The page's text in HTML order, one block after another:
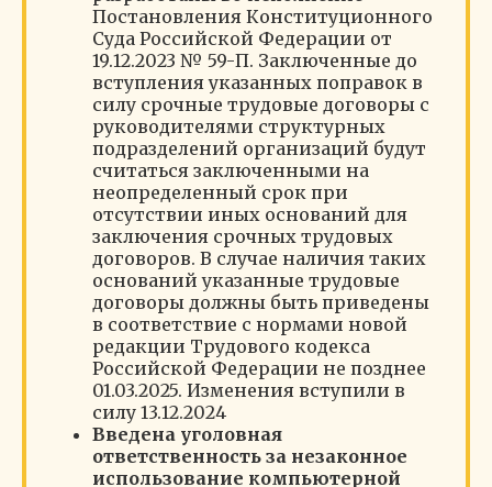
Постановления Конституционного
Суда Российской Федерации от
19.12.2023 № 59-П. Заключенные до
вступления указанных поправок в
силу срочные трудовые договоры с
руководителями структурных
подразделений организаций будут
считаться заключенными на
неопределенный срок при
отсутствии иных оснований для
заключения срочных трудовых
договоров. В случае наличия таких
оснований указанные трудовые
договоры должны быть приведены
в соответствие с нормами новой
редакции Трудового кодекса
Российской Федерации не позднее
01.03.2025. Изменения вступили в
силу 13.12.2024
Введена уголовная
ответственность за незаконное
использование компьютерной